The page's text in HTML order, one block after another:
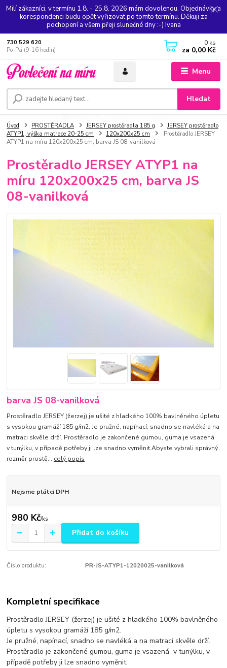
Milí zákazníci, v termínu 1.8. - 25.8. 2026 mám dovolenou. Objednávky a
korespondenci budu opět vyřizovat po tomto termínu. Děkuji za
pochopení a všem přeji slunečné dny :-) Ivana
Menu
Hledat
730 529 620
Po-Pá (9-16 hodin)
0 ks
za 0,00 Kč
Úvod PROSTĚRADLA JERSEY prostěradla 185 g
JERSEY prostěradlo
ATYP1, výška matrace 20-25 cm
120x200x25 cm
Prostěradlo JERSEY
ATYP1 na míru 120x200x25 cm, barva JS 08-vanilková
Prostěradlo JERSEY ATYP1 na
míru 120x200x25 cm, barva JS
08-vanilková
barva JS 08-vanilková
Prostěradlo JERSEY (žerzej) je ušité z hladkého 100% bavlněného úpletu
s vysokou gramáží 185 g/m2. Je pružné, napínací, snadno se navléká a na
matraci skvěle drží. Prostěradlo je zakončené gumou, guma je vsazená
v tunýlku, v případě potřeby ji lze snadno vyměnit.Abyste vybrali správný
rozměr prostě... celý popis
Nejsme plátci DPH
980 Kč/ks
Přidat do košíku
Číslo produktu: PR-JS-ATYP1-12020025-vanilková
Kompletní specifikace
Prostěradlo JERSEY (žerzej) je ušité z hladkého 100% bavlněného
úpletu s vysokou gramáží 185 g/m2.
Je pružné, napínací, snadno se navléká a na matraci skvěle drží.
Prostěradlo je zakončené gumou, guma je vsazená v tunýlku, v
případě potřeby ji lze snadno vyměnit.